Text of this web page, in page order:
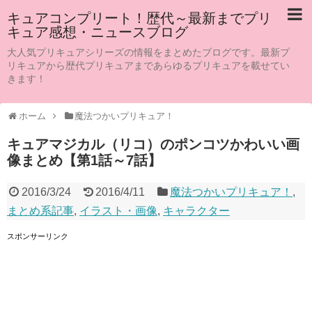
キュアコンプリート！歴代～最新までプリ
キュア感想・ニュースブログ
大人気プリキュアシリーズの情報をまとめたブログです。最新プ
リキュアから歴代プリキュアまであらゆるプリキュアを載せてい
きます！
ホーム 魔法つかいプリキュア！
キュアマジカル（リコ）のポンコツかわいい画
像まとめ【第1話～7話】
2016/3/24 2016/4/11 魔法つかいプリキュア！ ,
まとめ系記事, イラスト・画像, キャラクター
スポンサーリンク